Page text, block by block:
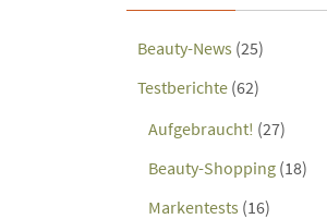
Beauty-News (25)
Testberichte (62)
Aufgebraucht! (27)
Beauty-Shopping (18)
Markentests (16)